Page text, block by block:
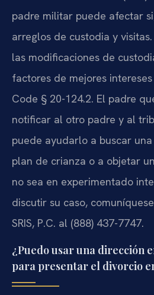
padre militar puede afectar
arreglos de custodia y
las modificaciones de
factores de mejores
Code § 20-124.2. El padre
notificar al otro padre y al
puede ayudarlo a buscar
plan de crianza o a objetar
no sea en experimentado
discutir su caso,
SRIS, P.C. al (888) 437-7747.
¿Puedo usar una dirección
para presentar el divorcio